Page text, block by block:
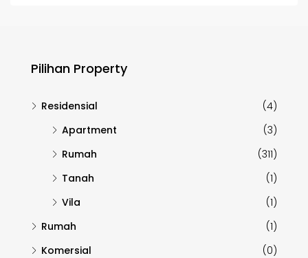
Pilihan Property
Residensial
(4)
Apartment
(3)
Rumah
(311)
Tanah
(1)
Vila
(1)
Rumah
(1)
Komersial
(0)